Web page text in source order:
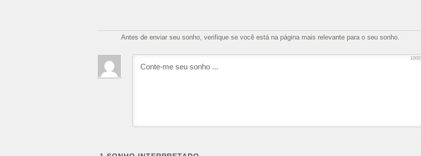
Antes de enviar seu sonho, verifique se você está na página mais relevante para o seu sonho.
1000